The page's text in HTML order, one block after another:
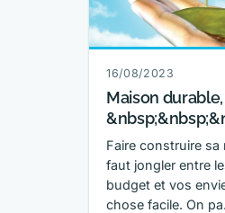
16/08/2023
Maison
Faire construire sa
faut jongler entre
budget et vos
chose facile. On